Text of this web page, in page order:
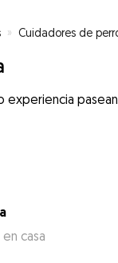
» Cuidadores de
experiencia
casa